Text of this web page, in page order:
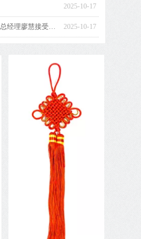
2025-10-17
2025-10-17
贵州现代物流产业（集团）有限责任公司党委副书记、副董事长、总经理廖慧接受纪律审查和监察调查